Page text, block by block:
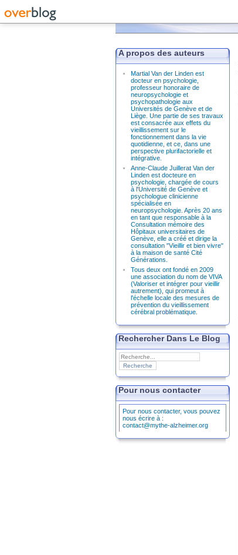
A propos des auteurs
Martial Van der Linden est
docteur en psychologie,
professeur honoraire de
neuropsychologie et
psychopathologie aux
Universités de Genève et de
Liège. Une partie de ses travaux
est consacrée aux effets du
vieillissement sur le
fonctionnement dans la vie
quotidienne, et ce, dans une
perspective plurifactorielle et
intégrative.
Anne-Claude Juillerat Van der
Linden est docteure en
psychologie, chargée de cours
à l'Université de Genève et
psychologue clinicienne
spécialisée en
neuropsychologie. Après 20 ans
en tant que responsable à la
Consultation mémoire des
Hôpitaux universitaires de
Genève, elle a créé et dirige la
consultation "Vieillir et bien vivre"
à la maison de santé Cité
Générations.
Tous deux ont fondé en 2009
une association du nom de VIVA
(Valoriser et intégrer pour vieillir
autrement), qui promeut à
l'échelle locale des mesures de
prévention du vieillissement
cérébral problématique.
Rechercher Dans Le Blog
Pour nous contacter
Pour nous contacter, vous pouvez
nous écrire à :
contact@mythe-alzheimer.org